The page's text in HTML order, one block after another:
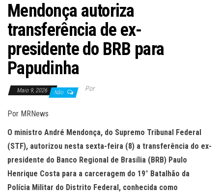
Mendonça autoriza
transferência de ex-
presidente do BRB para
Papudinha
Maio 9, 2026 Não Por
Por MRNews
O ministro André Mendonça, do Supremo Tribunal Federal
(STF), autorizou nesta sexta-feira (8) a transferência do ex-
presidente do Banco Regional de Brasília (BRB) Paulo
Henrique Costa para a carceragem do 19° Batalhão da
Polícia Militar do Distrito Federal, conhecida como